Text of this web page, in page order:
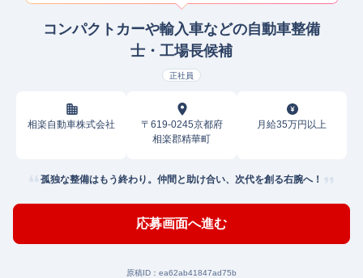
コンパクトカーや輸入車などの自動車整備
士・工場長候補
正社員
相楽自動車株式会社
〒619-0245京都府
相楽郡精華町
月給35万円以上
孤独な整備はもう終わり。仲間と助け合い、次代を創る右腕へ！
応募画面へ進む
原稿ID： ea62ab41847ad75b